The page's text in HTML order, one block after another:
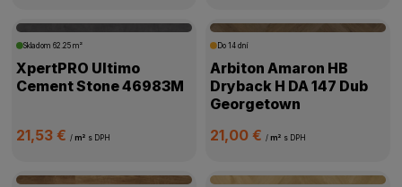
Skladom62.25 m²
XpertPRO Ultimo
Cement Stone 46983M
21,53 €/ m² s DPH
Do 14 dní
Arbiton Amaron HB
Dryback H DA 147 Dub
Georgetown
21,00 € / m² s DPH